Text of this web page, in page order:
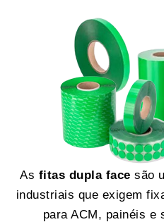
As fitas dupla face são
industriais que exigem
para ACM, painéis e